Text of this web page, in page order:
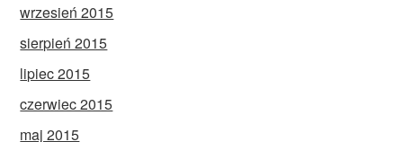
wrzesień 2015
sierpień 2015
lipiec 2015
czerwiec 2015
maj 2015